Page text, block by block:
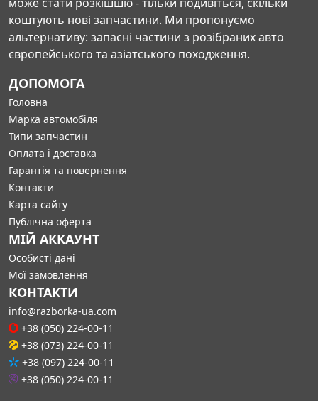
коштують нові запчастини. Ми пропонуємо
альтернативу: запасні частини з розібраних авто
європейського та азіатського походження.
ДОПОМОГА
Головна
Марка автомобіля
Типи запчастин
Оплата і доставка
Гарантія та повернення
Контакти
Карта сайту
Публічна оферта
МІЙ АККАУНТ
Особисті дані
Мої замовлення
КОНТАКТИ
info@razborka-ua.com
+38 (050) 224-00-11
+38 (073) 224-00-11
+38 (097) 224-00-11
+38 (050) 224-00-11